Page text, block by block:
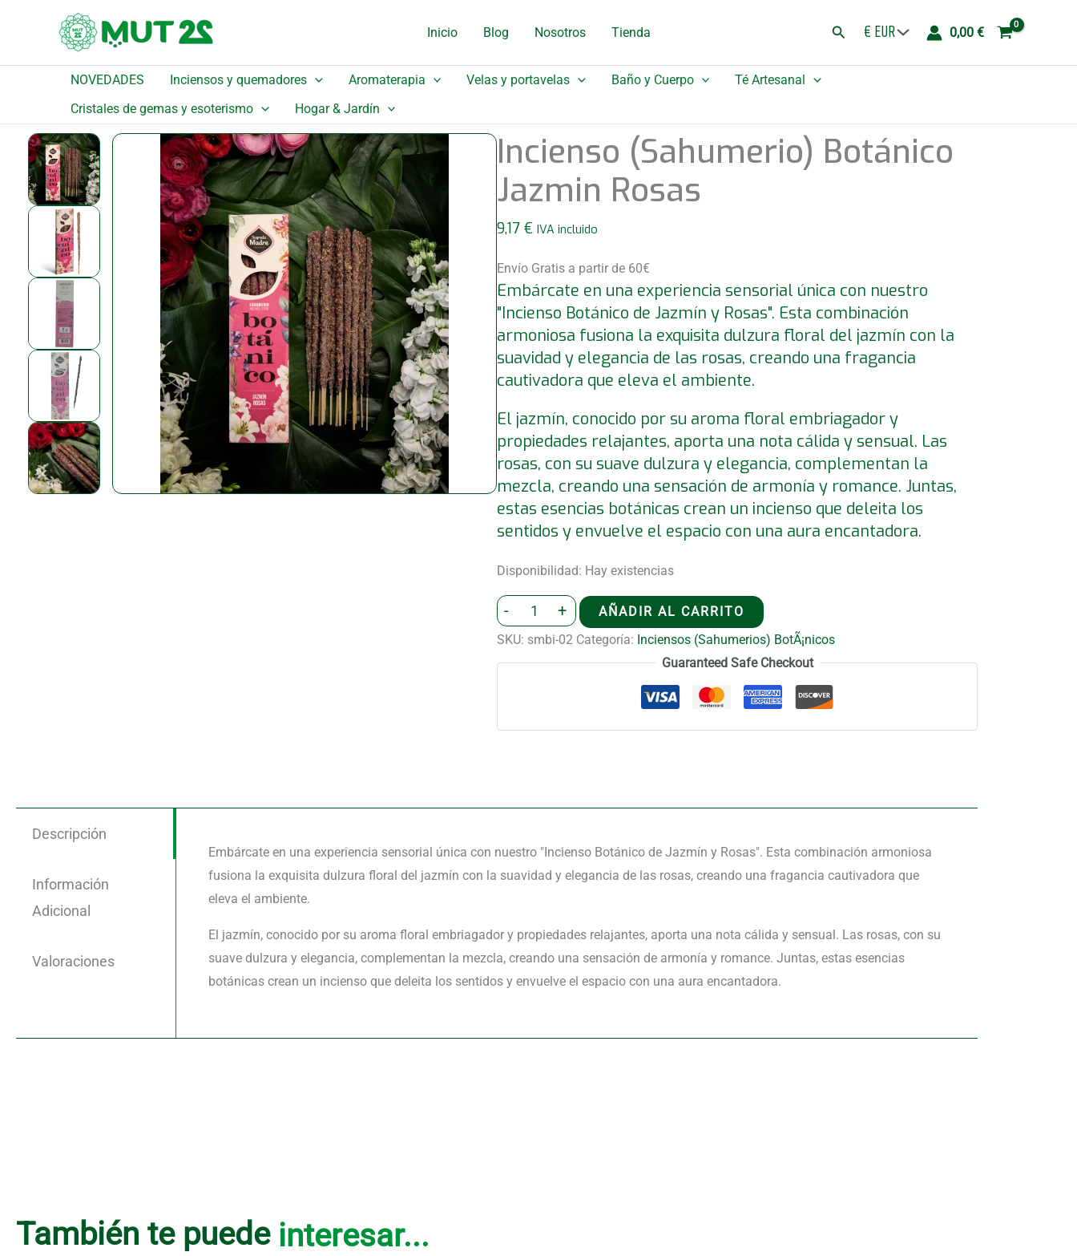
Inicio Blog Nosotros Tienda Buscar 0,00 €
NOVEDADES Inciensos y quemadores Aromaterapia Velas y portavelas Baño y Cuerpo
Té Artesanal
Cristales de gemas y esoterismo
Hogar & Jardín
Incienso (Sahumerio) Botánico
Jazmin Rosas
9,17 € IVA incluido
Envío Gratis a partir de 60€
Embárcate en una experiencia sensorial única con nuestro
"Incienso Botánico de Jazmín y Rosas". Esta combinación
armoniosa fusiona la exquisita dulzura floral del jazmín con la
suavidad y elegancia de las rosas, creando una fragancia
cautivadora que eleva el ambiente.
El jazmín, conocido por su aroma floral embriagador y
propiedades relajantes, aporta una nota cálida y sensual. Las
rosas, con su suave dulzura y elegancia, complementan la
mezcla, creando una sensación de armonía y romance. Juntas,
estas esencias botánicas crean un incienso que deleita los
sentidos y envuelve el espacio con una aura encantadora.
Disponibilidad: Hay existencias
-
Incienso
(Sahumerio)
+
AÑADIR AL CARRITO
SKU: smbi-02 Categoría: Inciensos (Sahumerios) BotÃ¡nicos
Guaranteed Safe Checkout
Descripción
Información
Adicional
Valoraciones
Embárcate en una experiencia sensorial única con nuestro "Incienso Botánico de Jazmín y Rosas". Esta combinación armoniosa
fusiona la exquisita dulzura floral del jazmín con la suavidad y elegancia de las rosas, creando una fragancia cautivadora que
eleva el ambiente.
El jazmín, conocido por su aroma floral embriagador y propiedades relajantes, aporta una nota cálida y sensual. Las rosas, con su
suave dulzura y elegancia, complementan la mezcla, creando una sensación de armonía y romance. Juntas, estas esencias
botánicas crean un incienso que deleita los sentidos y envuelve el espacio con una aura encantadora.
También te puede interesar...
cantidad